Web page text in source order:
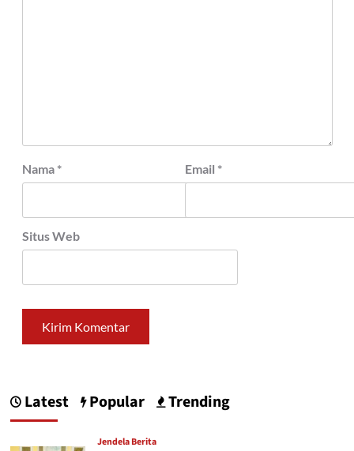
Nama * Email *
Situs Web
Latest Popular Trending
Jendela Berita